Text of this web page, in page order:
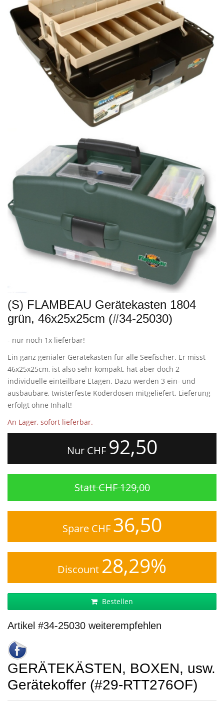
(S) FLAMBEAU Gerätekasten 1804
grün, 46x25x25cm (#34-25030)
- nur noch 1x lieferbar!
Ein ganz genialer Gerätekasten für alle Seefischer. Er misst
46x25x25cm, ist also sehr kompakt, hat aber doch 2
individuelle einteilbare Etagen. Dazu werden 3 ein- und
ausbaubare, twisterfeste Köderdosen mitgeliefert. Lieferung
erfolgt ohne Inhalt!
An Lager, sofort lieferbar.
Nur CHF 92,50
Statt CHF 129,00
Spare CHF 36,50
Discount 28,29%
Bestellen
Artikel #34-25030 weiterempfehlen
GERÄTEKÄSTEN, BOXEN, usw.
Gerätekoffer (#29-RTT276OF)